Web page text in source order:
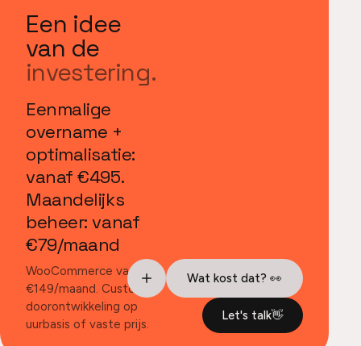
Een idee
van de
investering.
Eenmalige
overname +
optimalisatie:
vanaf €495.
Maandelijks
beheer: vanaf
€79/maand
WooCommerce vanaf
€149/maand. Custom
doorontwikkeling op
uurbasis of vaste prijs.
Wat kost dat? 👀
Let's talk👋